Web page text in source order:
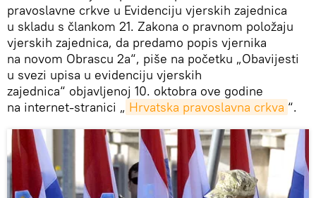
pravoslavne crkve u Evidenciju vjerskih zajednica
u skladu s člankom 21. Zakona o pravnom položaju
vjerskih zajednica, da predamo popis vjernika
na novom Obrascu 2a“, piše na početku „Obavijesti
u svezi upisa u evidenciju vjerskih
zajednica“ objavljenoj 10. oktobra ove godine
na internet-stranici „ Hrvatska pravoslavna crkva “.